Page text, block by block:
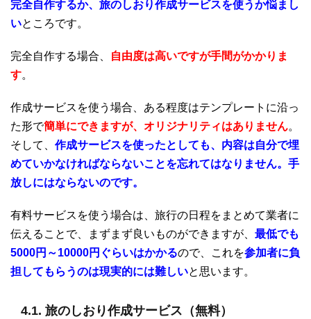
完全自作するか、旅のしおり作成サービスを使うか悩まし
いところです。
完全自作する場合、
自由度は高いですが手間がかかりま
す。
作成サービスを使う場合、ある程度はテンプレートに沿っ
た形で簡単にできますが、オリジナリティはありません。
そして、 作成サービスを使ったとしても、内容は自分で埋
めていかなければならないことを忘れてはなりません。手
放しにはならないのです。
有料サービスを使う場合は、旅行の日程をまとめて業者に
伝えることで、まずまず良いものができますが、 最低でも
5000円～10000円ぐらいはかかるので、これを参加者に負
担してもらうのは現実的には難しいと思います。
4.1. 旅のしおり作成サービス（無料）